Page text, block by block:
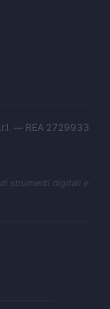
— REA 2729933
strumenti digitali e